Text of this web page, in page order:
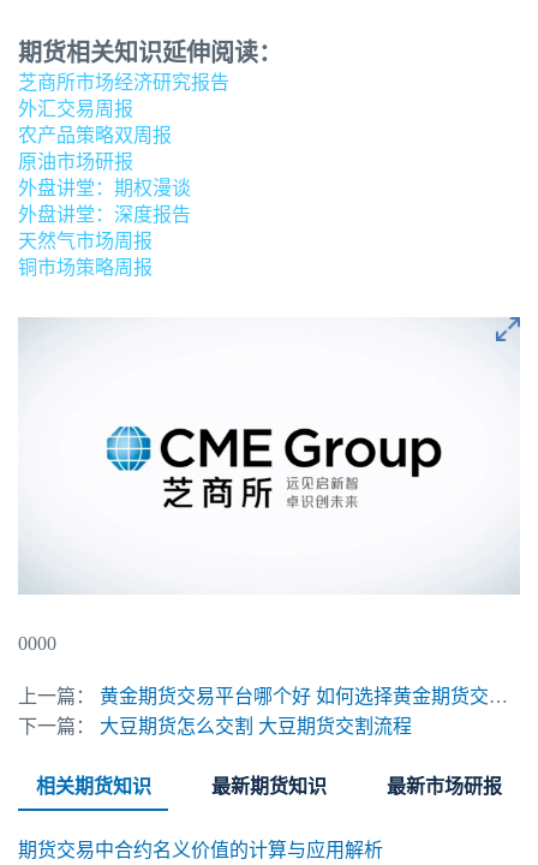
期货相关知识延伸阅读：
芝商所市场经济研究报告
外汇交易周报
农产品策略双周报
原油市场研报
外盘讲堂：期权漫谈
外盘讲堂：深度报告
天然气市场周报
铜市场策略周报
0000
上一篇：
黄金期货交易平台哪个好 如何选择黄金期货交易平台
下一篇：
大豆期货怎么交割 大豆期货交割流程
相关期货知识 最新期货知识 最新市场研报
期货交易中合约名义价值的计算与应用解析